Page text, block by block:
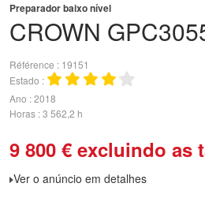
CROWN
Preparador baixo nível
Référence
19151
Estado
Ano 2018
Horas 3 562,2 h
9 800 € excluindo as
Ver o anúncio em detalhes